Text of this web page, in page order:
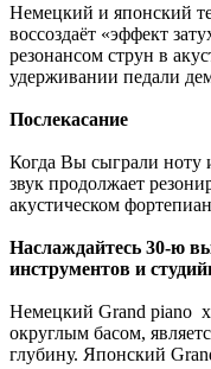
Немецкий и японский
воссоздаёт «эффект
резонансом струн в
удерживании педали
Послекасание
Когда Вы сыграли ноту
звук продолжает
акустическом
Наслаждайтесь 30-ю
инструментов и
Немецкий Grand piano
округлым басом,
глубину. Японский